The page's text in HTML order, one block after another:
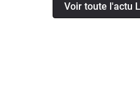
Voir toute l'actu